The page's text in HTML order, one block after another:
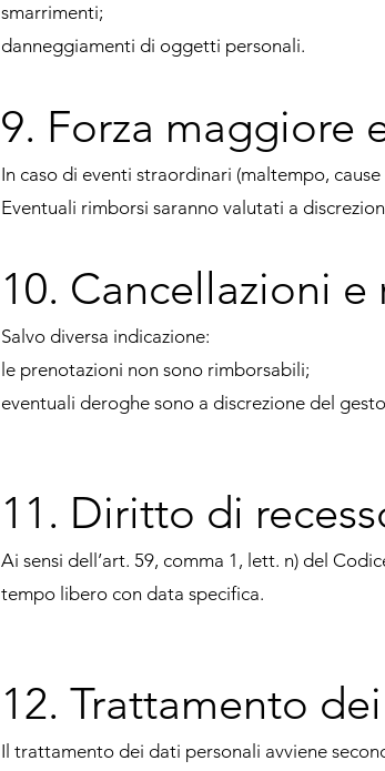
smarrimenti;
danneggiamenti di oggetti personali.
9. Forza maggiore
In caso di eventi straordinari (maltempo,
Eventuali rimborsi saranno valutati a
10. Cancellazioni e
Salvo diversa indicazione:
le prenotazioni non sono rimborsabili;
eventuali deroghe sono a discrezione del
11. Diritto di
Ai sensi dell’art. 59, comma 1, lett. n) del
tempo libero con data specifica.
12. Trattamento
Il trattamento dei dati personali avviene